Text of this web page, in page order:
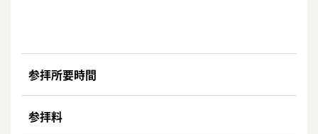
参拝所要時間
参拝料